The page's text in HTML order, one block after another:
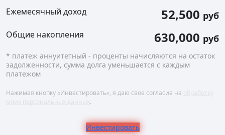
Ежемесячный доход 52,500 руб
Общие накопления 630,000 руб
* платеж аннуитетный - проценты начисляются на остаток
задолженности, сумма долга уменьшается с каждым
платежом
Нажимая кнопку «Инвестировать», я даю свое согласие на
.
Инвестировать